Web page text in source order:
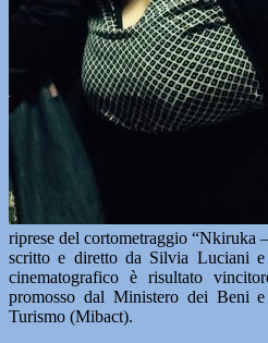
riprese del cortometraggio “Nkiruka
scritto e diretto da Silvia Luciani
cinematografico è risultato
promosso dal Ministero dei Beni
Turismo (Mibact).